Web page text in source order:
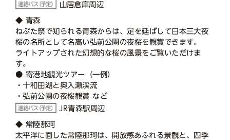
山居倉庫周辺
◆ 青森
ねぶた祭で知られる青森からは、足を延ばして日本三大夜
桜の名所として名高い弘前公園の夜桜を観賞できます。
ライトアップされた幻想的な桜の風景をご覧いただけま
す。
● 寄港地観光ツアー（一例）
・十和田湖と奥入瀬渓流
・弘前公園の夜桜観賞 など
JR青森駅周辺
◆ 常陸那珂
太平洋に面した常陸那珂は、開放感あふれる景観と、四季